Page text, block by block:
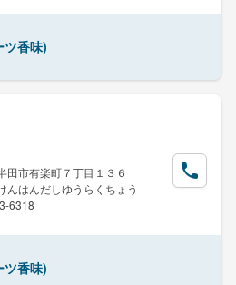
ツ香味)
田市有楽町７丁目１３６
んはんだしゆうらくちょう
6318
ツ香味)